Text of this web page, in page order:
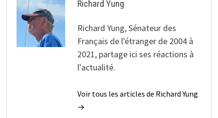
Richard Yung
Richard Yung, Sénateur des
Français de l'étranger de 2004 à
2021, partage ici ses réactions à
l'actualité.
Voir tous les articles de Richard Yung
→